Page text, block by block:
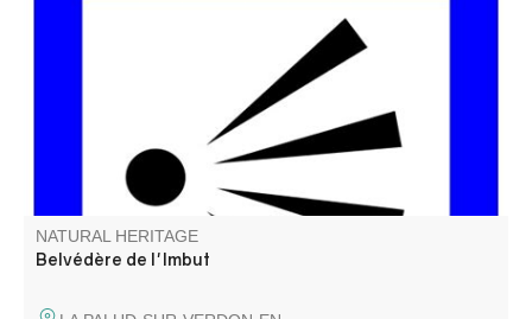
belvédère on peut apercevoir le chaos de l’Imbut, en bas,
dans la rivière. Le Verdon y disparaît sous des blocs de
roches pour réapparaître quelques centaines de mètres
NATURAL HERITAGE
Belvédère de l'Imbut